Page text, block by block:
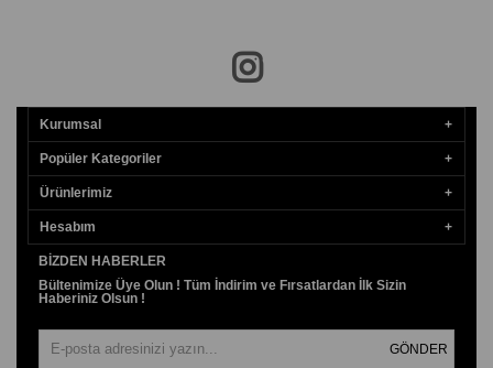
Kurumsal
Popüler Kategoriler
Ürünlerimiz
Hesabım
BIZDEN HABERLER
Bültenimize Üye Olun ! Tüm İndirim ve Fırsatlardan İlk Sizin
Haberiniz Olsun !
GÖNDER